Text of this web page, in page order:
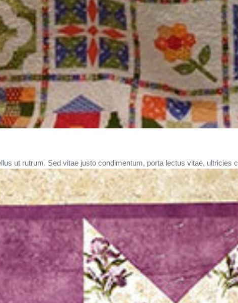
ut rutrum. Sed vitae justo condimentum, porta lectus vitae, ultricies